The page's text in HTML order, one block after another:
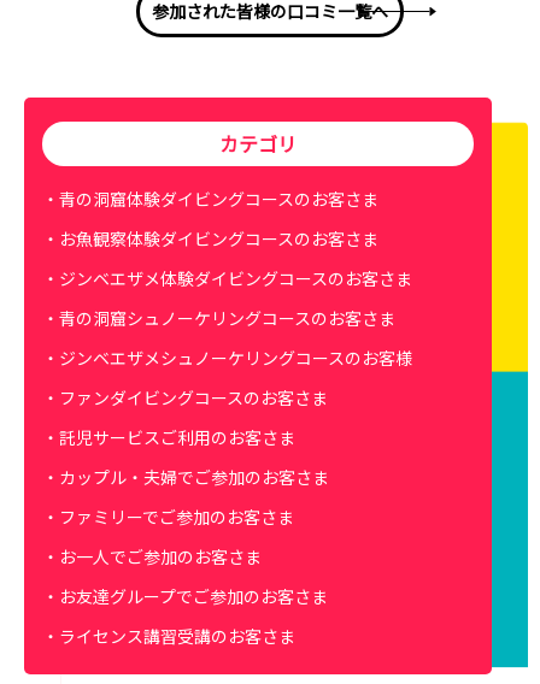
参加された皆様の口コミ一覧へ
カテゴリ
青の洞窟体験ダイビングコースのお客さま
お魚観察体験ダイビングコースのお客さま
ジンベエザメ体験ダイビングコースのお客さま
青の洞窟シュノーケリングコースのお客さま
ジンベエザメシュノーケリングコースのお客様
ファンダイビングコースのお客さま
託児サービスご利用のお客さま
カップル・夫婦でご参加のお客さま
ファミリーでご参加のお客さま
お一人でご参加のお客さま
お友達グループでご参加のお客さま
ライセンス講習受講のお客さま